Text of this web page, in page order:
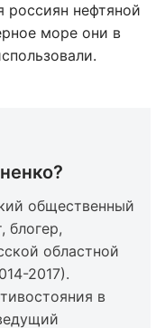
россиян нефтяной
море они в
общественный
блогер,
областной
2017).
в